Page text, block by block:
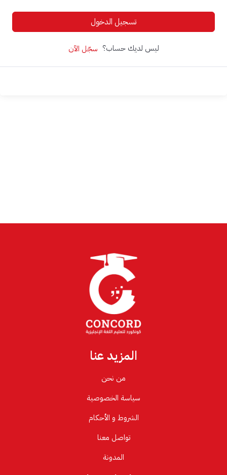
تسجيل الدخول
ليس لديك حساب؟ سجّل الآن
المزيد عنا
من نحن
سياسة الخصوصية
الشروط و الأحكام
تواصل معنا
المدونة